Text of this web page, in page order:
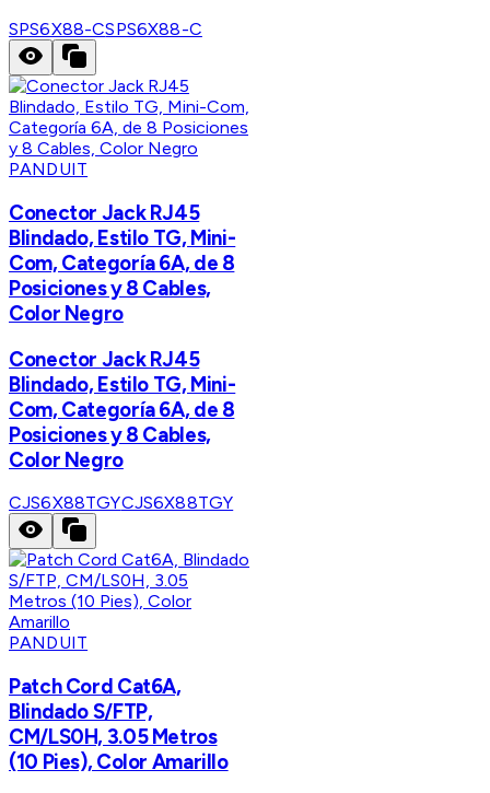
SPS6X88-CSPS6X88-C
PANDUIT
Conector Jack RJ45
Blindado, Estilo TG, Mini-
Com, Categoría 6A, de 8
Posiciones y 8 Cables,
Color Negro
Conector Jack RJ45
Blindado, Estilo TG, Mini-
Com, Categoría 6A, de 8
Posiciones y 8 Cables,
Color Negro
CJS6X88TGYCJS6X88TGY
PANDUIT
Patch Cord Cat6A,
Blindado S/FTP,
CM/LS0H, 3.05 Metros
(10 Pies), Color Amarillo